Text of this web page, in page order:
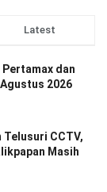
Latest
Pertamax dan
2026
Telusuri CCTV,
Masih